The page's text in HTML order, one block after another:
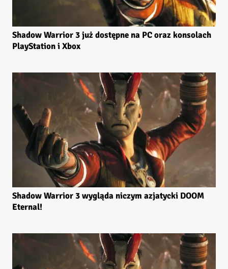
Shadow Warrior 3 już dostępne na PC oraz konsolach
PlayStation i Xbox
Shadow Warrior 3 wygląda niczym azjatycki DOOM
Eternal!